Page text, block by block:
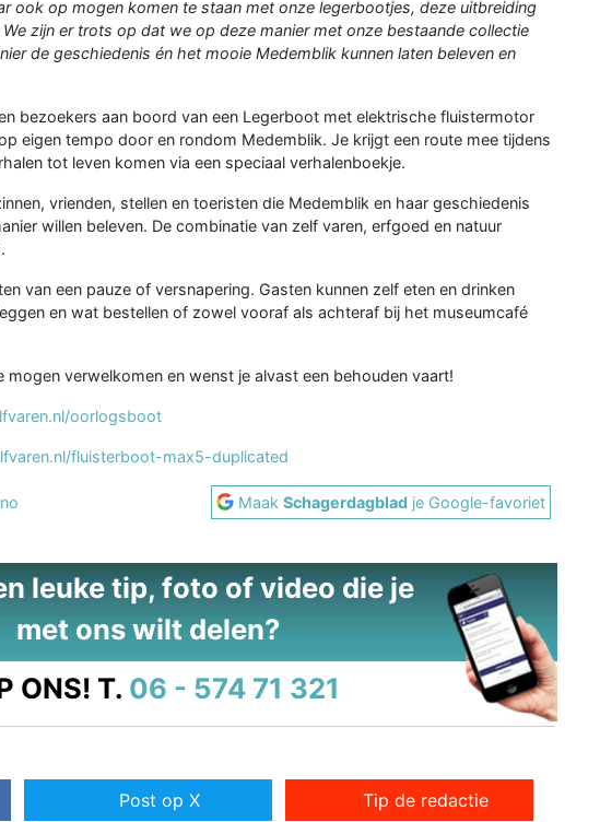
ook op mogen komen te staan met onze legerbootjes, deze uitbreiding
zijn er trots op dat we op deze manier met onze bestaande collectie
de geschiedenis én het mooie Medemblik kunnen laten beleven en
bezoekers aan boord van een Legerboot met elektrische fluistermotor
eigen tempo door en rondom Medemblik. Je krijgt een route mee tijdens
tot leven komen via een speciaal verhalenboekje.
vrienden, stellen en toeristen die Medemblik en haar geschiedenis
willen beleven. De combinatie van zelf varen, erfgoed en natuur
van een pauze of versnapering. Gasten kunnen zelf eten en drinken
en wat bestellen of zowel vooraf als achteraf bij het museumcafé
verwelkomen en wenst je alvast een behouden vaart!
oorlogsboot
fluisterboot-max5-duplicated
MaakSchagerdagblad je Google-favoriet
leuke tip, foto of video die je
met ons wilt delen?
ONS! T. 06 - 574 71 321
Post op X Tip de redactie